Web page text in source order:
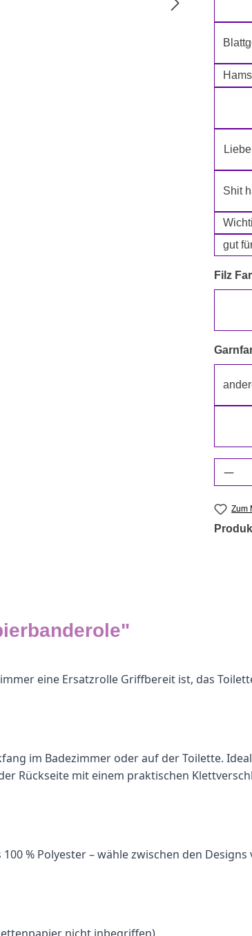
5-
Shit
gut
Filz
Zum
eine Ersatzrolle Griffbereit ist, das
im Badezimmer oder auf der Toilette.
Rückseite mit einem praktischen
% Polyester – wähle zwischen den